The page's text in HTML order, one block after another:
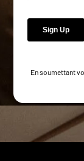
En soumettant